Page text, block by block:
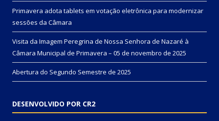
Primavera adota tablets em votação eletrônica para modernizar
sessões da Câmara
Visita da Imagem Peregrina de Nossa Senhora de Nazaré à
Câmara Municipal de Primavera – 05 de novembro de 2025
Abertura do Segundo Semestre de 2025
DESENVOLVIDO POR CR2